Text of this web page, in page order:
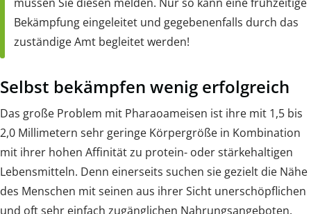
Bekämpfung eingeleitet und gegebenenfalls durch das
zuständige Amt begleitet werden!
Selbst bekämpfen wenig erfolgreich
Das große Problem mit Pharaoameisen ist ihre mit 1,5 bis
2,0 Millimetern sehr geringe Körpergröße in Kombination
mit ihrer hohen Affinität zu protein- oder stärkehaltigen
Lebensmitteln. Denn einerseits suchen sie gezielt die Nähe
des Menschen mit seinen aus ihrer Sicht unerschöpflichen
und oft sehr einfach zugänglichen Nahrungsangeboten.